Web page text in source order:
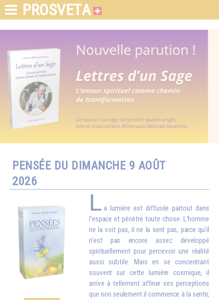
PROSVETA
PENSÉE DU DIMANCHE 9 AOÛT
2026
L a lumière est diffusée partout dans
l'espace et pénètre toute chose. L'homme
ne la voit pas, il ne la sent pas, parce qu'il
n'est pas encore assez développé
spirituellement pour percevoir une réalité
aussi subtile. Mais en se concentrant
souvent sur cette lumière cosmique, il
arrive à tellement affiner ses perceptions
que non seulement il commence à la sentir,